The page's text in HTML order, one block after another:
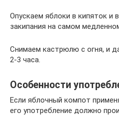
Опускаем яблоки в кипяток и
закипания на самом
Снимаем кастрюлю с огня, и
2-3 часа.
Особенности
Если яблочный компот
его употребление должно